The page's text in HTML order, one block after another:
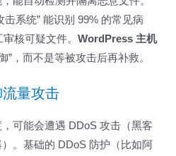
击系统” 能识别 99% 的常见病
审核可疑文件。WordPress 主机
”，而不是等被攻击后再补救。
量攻击
可能会遭遇 DDoS 攻击（黑客
。基础的 DDoS 防护（比如阿